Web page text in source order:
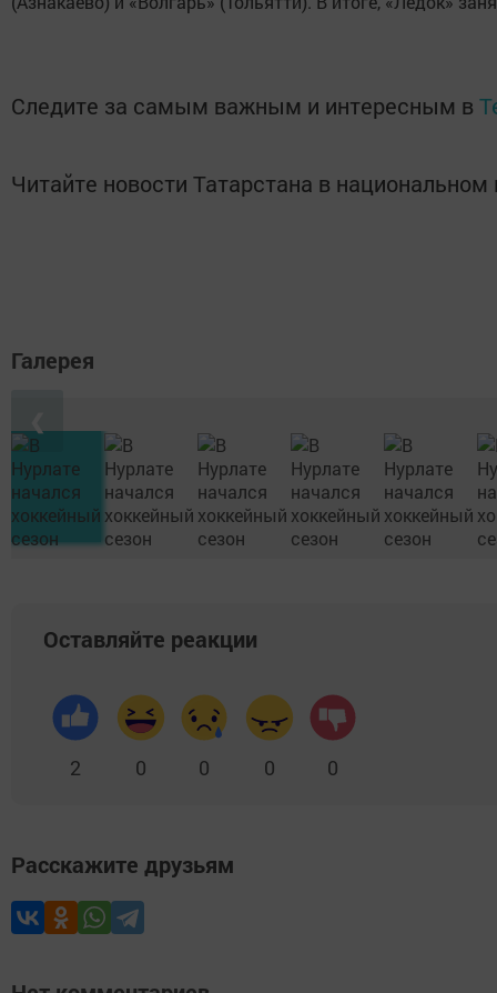
Следите за самым важным и интересным в
Читайте новости Татарстана в
Галерея
Оставляйте реакции
2 0 0 0 0
Расскажите друзьям